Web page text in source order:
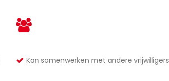
Kan samenwerken met andere vrijwilligers